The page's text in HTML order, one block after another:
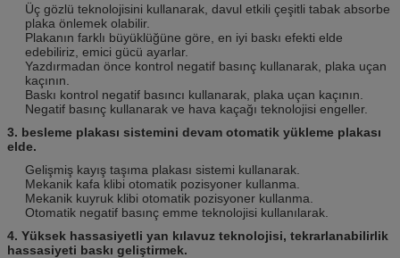
Üç gözlü teknolojisini kullanarak, davul etkili çeşitli tabak absorbe
plaka önlemek olabilir.
Plakanın farklı büyüklüğüne göre, en iyi baskı efekti elde
edebiliriz, emici gücü ayarlar.
Yazdırmadan önce kontrol negatif basınç kullanarak, plaka uçan
kaçının.
Baskı kontrol negatif basıncı kullanarak, plaka uçan kaçının.
Negatif basınç kullanarak ve hava kaçağı teknolojisi engeller.
3. besleme plakası sistemini devam otomatik yükleme plakası
elde.
Gelişmiş kayış taşıma plakası sistemi kullanarak.
Mekanik kafa klibi otomatik pozisyoner kullanma.
Mekanik kuyruk klibi otomatik pozisyoner kullanma.
Otomatik negatif basınç emme teknolojisi kullanılarak.
4. Yüksek hassasiyetli yan kılavuz teknolojisi, tekrarlanabilirlik
hassasiyeti baskı geliştirmek.